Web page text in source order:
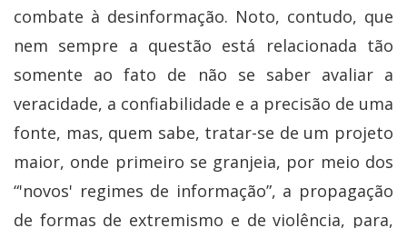
combate à desinformação. Noto, contudo, que
nem sempre a questão está relacionada tão
somente ao fato de não se saber avaliar a
veracidade, a confiabilidade e a precisão de uma
fonte, mas, quem sabe, tratar-se de um projeto
maior, onde primeiro se granjeia, por meio dos
“'novos' regimes de informação”, a propagação
de formas de extremismo e de violência, para,